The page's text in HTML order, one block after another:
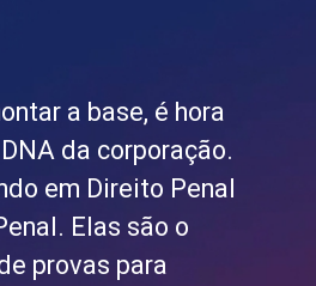
a base, é hora
da corporação.
em Direito Penal
Elas são o
provas para